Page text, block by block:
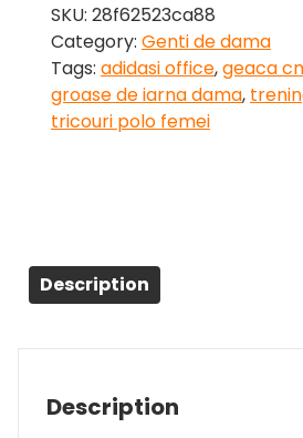
SKU: 28f62523ca88
Category: Genti de dama
Tags: adidasi office,geaca
groase de iarna dama,
tricouri polo femei
Description
Description